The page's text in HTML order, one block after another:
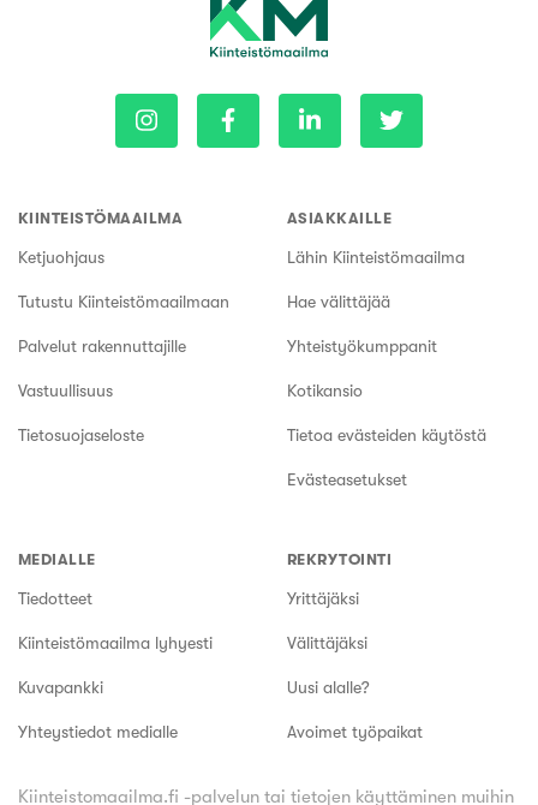
KIINTEISTÖMAAILMA
Ketjuohjaus
Tutustu Kiinteistömaailmaan
Palvelut rakennuttajille
Vastuullisuus
Tietosuojaseloste
ASIAKKAILLE
Lähin Kiinteistömaailma
Hae välittäjää
Yhteistyökumppanit
Kotikansio
Tietoa evästeiden käytöstä
Evästeasetukset
MEDIALLE
Tiedotteet
Kiinteistömaailma lyhyesti
Kuvapankki
Yhteystiedot medialle
REKRYTOINTI
Yrittäjäksi
Välittäjäksi
Uusi alalle?
Avoimet työpaikat
Kiinteistomaailma.fi -palvelun tai tietojen käyttäminen muihin